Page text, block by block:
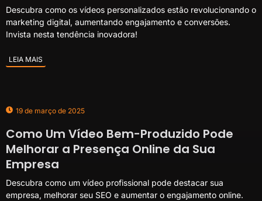
Descubra como os vídeos personalizados estão revolucionando o
marketing digital, aumentando engajamento e conversões.
Invista nesta tendência inovadora!
LEIA MAIS
19 de março de 2025
Como Um Vídeo Bem-Produzido Pode
Melhorar a Presença Online da Sua
Empresa
Descubra como um vídeo profissional pode destacar sua
empresa, melhorar seu SEO e aumentar o engajamento online.